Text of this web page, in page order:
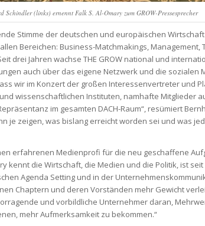
Schindler (links) ernennt Falk S. Al-Omary zum GROW-Pressesprecher
Stimme der deutschen und europäischen
Bereichen: Business-Matchmakings,
drei Jahren wachse THE GROW national und
auch über das eigene Netzwerk und die sozialen
wir im Konzert der großen Interessenvertreter und
wissenschaftlichen Instituten, namhafte Mitglieder
im gesamten DACH-Raum“, resümiert
je zeigen, was bislang erreicht worden sei und was
erfahrenen Medienprofi für die neu geschaffene
kennt die Wirtschaft, die Medien und die Politik, ist
Agenda Setting und in der
Chaptern und deren Vorständen mehr Gewicht
und vorbildliche Unternehmer daran,
mehr Aufmerksamkeit zu bekommen.“